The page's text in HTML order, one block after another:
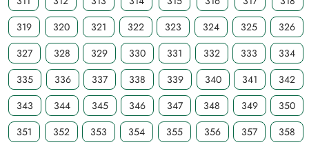
319
320 321 322 323 324 325
326
327
328 329 330 331 332 333
334
335
336 337 338 339 340 341
342
343
344 345 346 347 348 349
350
351
352 353 354 355 356 357
358